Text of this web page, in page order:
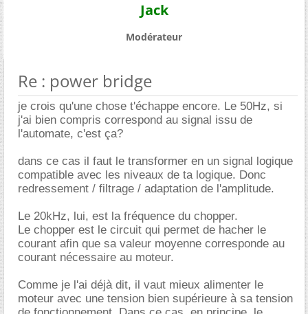
Jack
Modérateur
Re : power bridge
je crois qu'une chose t'échappe encore. Le 50Hz, si
j'ai bien compris correspond au signal issu de
l'automate, c'est ça?
dans ce cas il faut le transformer en un signal logique
compatible avec les niveaux de ta logique. Donc
redressement / filtrage / adaptation de l'amplitude.
Le 20kHz, lui, est la fréquence du chopper.
Le chopper est le circuit qui permet de hacher le
courant afin que sa valeur moyenne corresponde au
courant nécessaire au moteur.
Comme je l'ai déjà dit, il vaut mieux alimenter le
moteur avec une tension bien supérieure à sa tension